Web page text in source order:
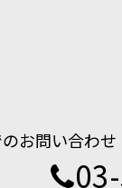
お問い合わせ